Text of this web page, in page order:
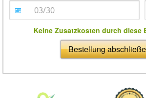
Keine Zusatzkosten durch diese
Bestellung